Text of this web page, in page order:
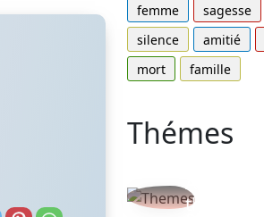
femme
sagesse
silence
amitié
mort
famille
Thémes
thèmes